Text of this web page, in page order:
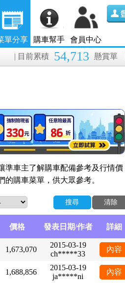
單分享 購車幫手 會員中心
| 目前累積 54,713 懸賞單
準車主了解購車配備參考及行情價
的購車菜單，供大眾參考。
清除
搜尋
價格 發表日期/作者 詳細
1,673,070
2015-03-19
ch*****33
內容
1,688,856
2015-03-19
ja*****ni
內容